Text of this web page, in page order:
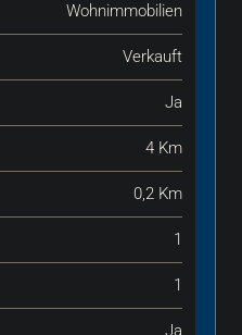
Wohnimmobilien
Verkauft
Ja
4 Km
0,2 Km
1
1
Ja